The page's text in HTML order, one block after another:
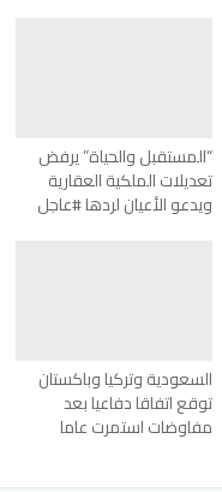
“المستقبل والحياة” يرفض
تعديلات الملكية العقارية
ويدعو الأعيان لردها #عاجل
السعودية وتركيا وباكستان
توقع اتفاقا دفاعيا بعد
مفاوضات استمرت عاما